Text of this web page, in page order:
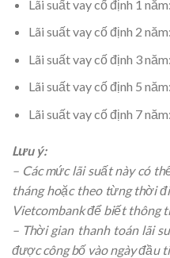
Lãi suất vay cố định 1
Lãi suất vay cố định 2
Lãi suất vay cố định 3
Lãi suất vay cố định 5
Lãi suất vay cố định 7
Lưu ý:
– Các mức lãi suất này có
tháng hoặc theo từng thời
Vietcombank để biết thông
– Thời gian thanh toán lãi
được công bố vào ngày đầu